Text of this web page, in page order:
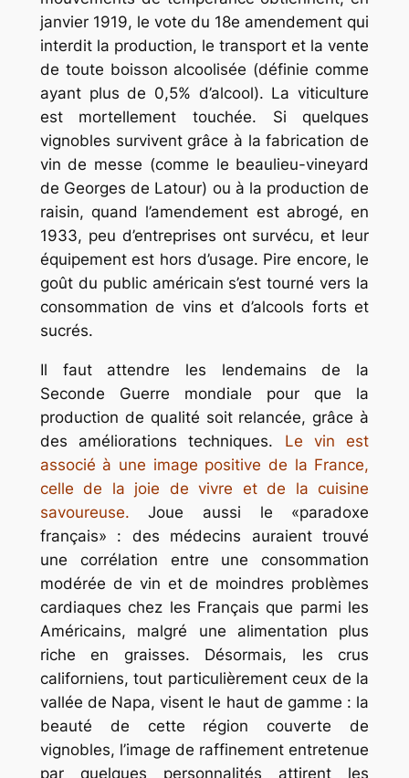
janvier 1919, le vote du 18e amendement qui
interdit la production, le transport et la vente
de toute boisson alcoolisée (définie comme
ayant plus de 0,5% d’alcool). La viticulture
est mortellement touchée. Si quelques
vignobles survivent grâce à la fabrication de
vin de messe (comme le beaulieu-vineyard
de Georges de Latour) ou à la production de
raisin, quand l’amendement est abrogé, en
1933, peu d’entreprises ont survécu, et leur
équipement est hors d’usage. Pire encore, le
goût du public américain s’est tourné vers la
consommation de vins et d’alcools forts et
sucrés.
Il faut attendre les lendemains de la
Seconde Guerre mondiale pour que la
production de qualité soit relancée, grâce à
des améliorations techniques. Le vin est
associé à une image positive de la France,
celle de la joie de vivre et de la cuisine
savoureuse. Joue aussi le «paradoxe
français» : des médecins auraient trouvé
une corrélation entre une consommation
modérée de vin et de moindres problèmes
cardiaques chez les Français que parmi les
Américains, malgré une alimentation plus
riche en graisses. Désormais, les crus
californiens, tout particulièrement ceux de la
vallée de Napa, visent le haut de gamme : la
beauté de cette région couverte de
vignobles, l’image de raffinement entretenue
par quelques personnalités attirent les